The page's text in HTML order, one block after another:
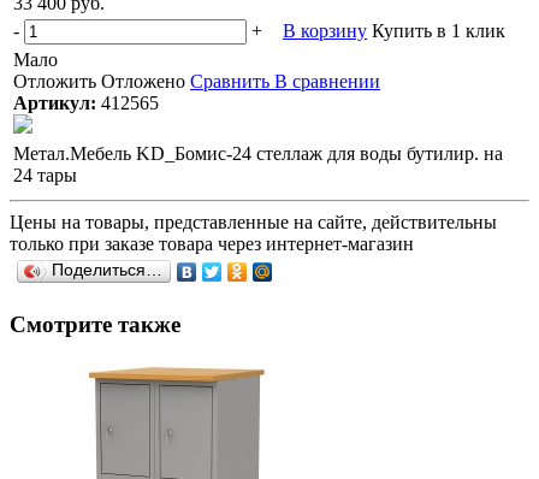
-
+ В корзину Купить в 1 клик
Мало
Отложить Отложено Сравнить В сравнении
Артикул: 412565
Метал.Мебель KD_Бомис-24 стеллаж для воды бутилир. на
24 тары
Цены на товары, представленные на сайте, действительны
только при заказе товара через интернет-магазин
Поделиться…
Смотрите также